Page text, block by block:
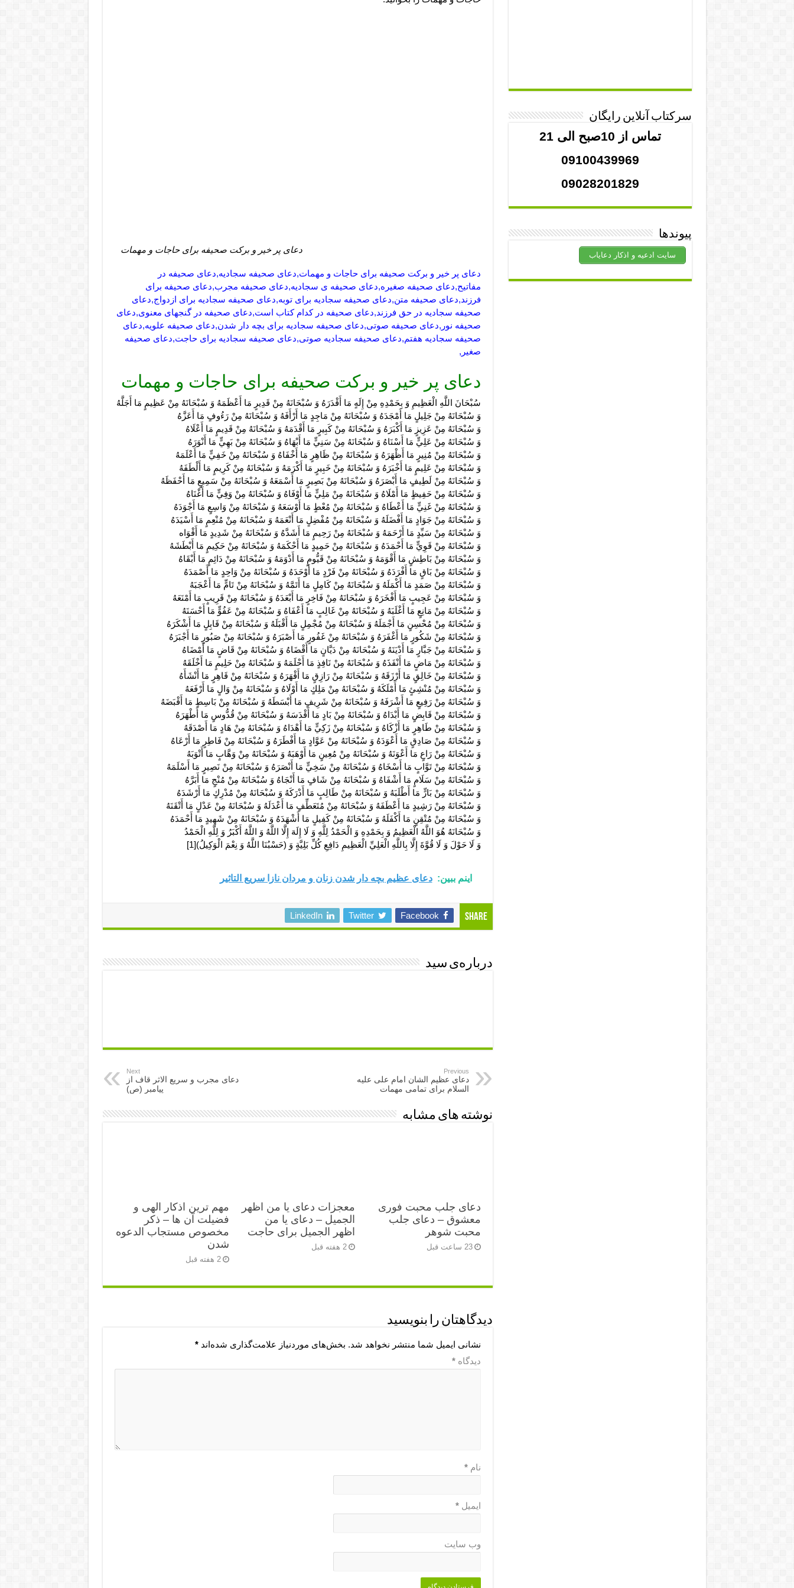
دعای پر خیر و برکت صحیفه برای حاجات و مهمات
دعای پر خیر و برکت صحیفه برای حاجات و مهمات,دعای صحیفه سجادیه,دعای صحیفه در
مفاتیح,دعای صحیفه صغیره,دعای صحیفه ی سجادیه,دعای صحیفه مجرب,دعای صحیفه برای
فرزند,دعای صحیفه متن,دعای صحیفه سجادیه برای توبه,دعای صحیفه سجادیه برای ازدواج,دعای
صحیفه سجادیه در حق فرزند,دعای صحیفه در کدام کتاب است,دعای صحیفه در گنجهای معنوی,دعای
صحیفه نور,دعای صحیفه صوتی,دعای صحیفه سجادیه برای بچه دار شدن,دعای صحیفه علویه,دعای
صحیفه سجادیه هفتم,دعای صحیفه سجادیه صوتی,دعای صحیفه سجادیه برای حاجت,دعای صحیفه
صغیر,
دعای پر خیر و برکت صحیفه برای حاجات و مهمات
سُبْحَانَ اللَّهِ الْعَظِيمِ وَ بِحَمْدِهِ مِنْ إِلَهٍ مَا أَقْدَرَهُ وَ سُبْحَانَهُ مِنْ قَدِيرٍ مَا أَعْظَمَهُ وَ سُبْحَانَهُ مِنْ عَظِيمٍ مَا أَجَلَّهُ
وَ سُبْحَانَهُ مِنْ جَلِيلٍ مَا أَمْجَدَهُ وَ سُبْحَانَهُ مِنْ مَاجِدٍ مَا أَرْأَفَهُ وَ سُبْحَانَهُ مِنْ رَءُوفٍ مَا أَعَزَّهُ
وَ سُبْحَانَهُ مِنْ عَزِيزٍ مَا أَكْبَرَهُ وَ سُبْحَانَهُ مِنْ كَبِيرٍ مَا أَقْدَمَهُ وَ سُبْحَانَهُ مِنْ قَدِيمٍ مَا أَعْلَاهُ
وَ سُبْحَانَهُ مِنْ عَلِيٍّ مَا أَسْنَاهُ وَ سُبْحَانَهُ مِنْ سَنِيٍّ مَا أَبْهَاهُ وَ سُبْحَانَهُ مِنْ بَهِيٍّ مَا أَنْوَرَهُ
وَ سُبْحَانَهُ مِنْ مُنِيرٍ مَا أَظْهَرَهُ وَ سُبْحَانَهُ مِنْ ظَاهِرٍ مَا أَخْفَاهُ وَ سُبْحَانَهُ مِنْ خَفِيٍّ مَا أَعْلَمَهُ
وَ سُبْحَانَهُ مِنْ عَلِيمٍ مَا أَخْبَرَهُ وَ سُبْحَانَهُ مِنْ خَبِيرٍ مَا أَكْرَمَهُ وَ سُبْحَانَهُ مِنْ كَرِيمٍ مَا أَلْطَفَهُ
وَ سُبْحَانَهُ مِنْ لَطِيفٍ مَا أَبْصَرَهُ وَ سُبْحَانَهُ مِنْ بَصِيرٍ مَا أَسْمَعَهُ وَ سُبْحَانَهُ مِنْ سَمِيعٍ مَا أَحْفَظَهُ
وَ سُبْحَانَهُ مِنْ حَفِيظٍ مَا أَمْلَاهُ وَ سُبْحَانَهُ مِنْ مَلِيٍّ مَا أَوْفَاهُ وَ سُبْحَانَهُ مِنْ وَفِيٍّ مَا أَغْنَاهُ
وَ سُبْحَانَهُ مِنْ غَنِيٍّ مَا أَعْطَاهُ وَ سُبْحَانَهُ مِنْ مُعْطٍ مَا أَوْسَعَهُ وَ سُبْحَانَهُ مِنْ وَاسِعٍ مَا أَجْوَدَهُ
وَ سُبْحَانَهُ مِنْ جَوَادٍ مَا أَفْضَلَهُ وَ سُبْحَانَهُ مِنْ مُفْضِلٍ مَا أَنْعَمَهُ وَ سُبْحَانَهُ مِنْ مُنْعِمٍ مَا أَسْيَدَهُ
وَ سُبْحَانَهُ مِنْ سَيِّدٍ مَا أَرْحَمَهُ وَ سُبْحَانَهُ مِنْ رَحِيمٍ مَا أَشَدَّهُ وَ سُبْحَانَهُ مِنْ شَدِيدٍ مَا أَقْوَاه
وَ سُبْحَانَهُ مِنْ قَوِيٍّ مَا أَحْمَدَهُ وَ سُبْحَانَهُ مِنْ حَمِيدٍ مَا أَحْكَمَهُ وَ سُبْحَانَهُ مِنْ حَكِيمٍ مَا أَبْطَشَهُ
وَ سُبْحَانَهُ مِنْ بَاطِشٍ مَا أَقْوَمَهُ وَ سُبْحَانَهُ مِنْ قَيُّومٍ مَا أَدْوَمَهُ وَ سُبْحَانَهُ مِنْ دَائِمٍ مَا أَبْقَاهُ
وَ سُبْحَانَهُ مِنْ بَاقٍ مَا أَفْرَدَهُ وَ سُبْحَانَهُ مِنْ فَرْدٍ مَا أَوْحَدَهُ وَ سُبْحَانَهُ مِنْ وَاحِدٍ مَا أَصْمَدَهُ
وَ سُبْحَانَهُ مِنْ صَمَدٍ مَا أَكْمَلَهُ وَ سُبْحَانَهُ مِنْ كَامِلٍ مَا أَتَمَّهُ وَ سُبْحَانَهُ مِنْ تَامٍّ مَا أَعْجَبَهُ
وَ سُبْحَانَهُ مِنْ عَجِيبٍ مَا أَفْخَرَهُ وَ سُبْحَانَهُ مِنْ فَاخِرٍ مَا أَبْعَدَهُ وَ سُبْحَانَهُ مِنْ قَرِيبٍ مَا أَمْنَعَهُ
وَ سُبْحَانَهُ مِنْ مَانِعٍ مَا أَغْلَبَهُ وَ سُبْحَانَهُ مِنْ غَالِبٍ مَا أَعْفَاهُ وَ سُبْحَانَهُ مِنْ عَفُوٍّ مَا أَحْسَنَهُ
وَ سُبْحَانَهُ مِنْ مُحْسِنٍ مَا أَجْمَلَهُ وَ سُبْحَانَهُ مِنْ مُجْمِلٍ مَا أَقْبَلَهُ وَ سُبْحَانَهُ مِنْ قَابِلٍ مَا أَشْكَرَهُ
وَ سُبْحَانَهُ مِنْ شَكُورٍ مَا أَغْفَرَهُ وَ سُبْحَانَهُ مِنْ غَفُورٍ مَا أَصْبَرَهُ وَ سُبْحَانَهُ مِنْ صَبُورٍ مَا أَجْبَرَهُ
وَ سُبْحَانَهُ مِنْ جَبَّارٍ مَا أَدْيَنَهُ وَ سُبْحَانَهُ مِنْ دَيَّانٍ مَا أَقْضَاهُ وَ سُبْحَانَهُ مِنْ قَاضٍ مَا أَمْضَاهُ
وَ سُبْحَانَهُ مِنْ مَاضٍ مَا أَنْفَذَهُ وَ سُبْحَانَهُ مِنْ نَافِذٍ مَا أَحْلَمَهُ وَ سُبْحَانَهُ مِنْ حَلِيمٍ مَا أَخْلَقَهُ
وَ سُبْحَانَهُ مِنْ خَالِقٍ مَا أَرْزَقَهُ وَ سُبْحَانَهُ مِنْ رَازِقٍ مَا أَقْهَرَهُ وَ سُبْحَانَهُ مِنْ قَاهِرٍ مَا أَنْشَأَهُ
وَ سُبْحَانَهُ مِنْ مُنْشِئٍ مَا أَمْلَكَهُ وَ سُبْحَانَهُ مِنْ مَلِكٍ مَا أَوْلَاهُ وَ سُبْحَانَهُ مِنْ وَالٍ مَا أَرْفَعَهُ
وَ سُبْحَانَهُ مِنْ رَفِيعٍ مَا أَشْرَفَهُ وَ سُبْحَانَهُ مِنْ شَرِيفٍ مَا أَبْسَطَهُ وَ سُبْحَانَهُ مِنْ بَاسِطٍ مَا أَقْبَضَهُ
وَ سُبْحَانَهُ مِنْ قَابِضٍ مَا أَبْدَاهُ وَ سُبْحَانَهُ مِنْ بَادٍ مَا أَقْدَسَهُ وَ سُبْحَانَهُ مِنْ قُدُّوسٍ مَا أَطْهَرَهُ
وَ سُبْحَانَهُ مِنْ طَاهِرٍ مَا أَزْكَاهُ وَ سُبْحَانَهُ مِنْ زَكِيٍّ مَا أَهْدَاهُ وَ سُبْحَانَهُ مِنْ هَادٍ مَا أَصْدَقَهُ
وَ سُبْحَانَهُ مِنْ صَادِقٍ مَا أَعْوَدَهُ وَ سُبْحَانَهُ مِنْ عَوَّادٍ مَا أَفْطَرَهُ وَ سُبْحَانَهُ مِنْ فَاطِرٍ مَا أَرْعَاهُ
وَ سُبْحَانَهُ مِنْ رَاعٍ مَا أَعْوَنَهُ وَ سُبْحَانَهُ مِنْ مُعِينٍ مَا أَوْهَبَهُ وَ سُبْحَانَهُ مِنْ وَهَّابٍ مَا أَتْوَبَهُ
وَ سُبْحَانَهُ مِنْ تَوَّابٍ مَا أَسْخَاهُ وَ سُبْحَانَهُ مِنْ سَخِيٍّ مَا أَنْصَرَهُ وَ سُبْحَانَهُ مِنْ نَصِيرٍ مَا أَسْلَمَهُ
وَ سُبْحَانَهُ مِنْ سَلَامٍ مَا أَشْفَاهُ وَ سُبْحَانَهُ مِنْ شَافٍ مَا أَنْجَاهُ وَ سُبْحَانَهُ مِنْ مُنْجٍ مَا أَبَرَّهُ
وَ سُبْحَانَهُ مِنْ بَارٍّ مَا أَطْلَبَهُ وَ سُبْحَانَهُ مِنْ طَالِبٍ مَا أَدْرَكَهُ وَ سُبْحَانَهُ مِنْ مُدْرِكٍ مَا أَرْشَدَهُ
وَ سُبْحَانَهُ مِنْ رَشِيدٍ مَا أَعْطَفَهُ وَ سُبْحَانَهُ مِنْ مُتَعَطِّفٍ مَا أَعْدَلَهُ وَ سُبْحَانَهُ مِنْ عَدْلٍ مَا أَتْقَنَهُ
وَ سُبْحَانَهُ مِنْ مُتْقِنٍ مَا أَكْفَلَهُ وَ سُبْحَانَهُ مِنْ كَفِيلٍ مَا أَشْهَدَهُ وَ سُبْحَانَهُ مِنْ شَهِيدٍ مَا أَحْمَدَهُ
وَ سُبْحَانَهُ هُوَ اللَّهُ الْعَظِيمُ وَ بِحَمْدِهِ وَ الْحَمْدُ لِلَّهِ وَ لَا إِلَهَ إِلَّا اللَّهُ وَ اللَّهُ أَكْبَرُ وَ لِلَّهِ الْحَمْدُ
وَ لَا حَوْلَ وَ لَا قُوَّةَ إِلَّا بِاللَّهِ الْعَلِيِّ الْعَظِيمِ دَافِعِ كُلِّ بَلِيَّةٍ وَ (حَسْبُنَا اللَّهُ وَ نِعْمَ الْوَكِيلُ‏)[1]
اینم ببین: دعای عظیم بچه دار شدن زنان و مردان نازا سریع التاثیر
Share
Facebook
Twitter
LinkedIn
درباره‌ی سید
Previous
دعای عظیم الشان امام علی علیه
السلام برای تمامی مهمات
Next
دعای مجرب و سریع الاثر قاف از
پیامبر (ص)
نوشته های مشابه
دعای جلب محبت فوری
معشوق – دعای جلب
محبت شوهر
23 ساعت قبل
معجزات دعای یا من اظهر
الجمیل – دعای یا من
اظهر الجمیل برای حاجت
2 هفته قبل
مهم ترین اذکار الهی و
فضیلت آن ها – ذکر
مخصوص مستجاب الدعوه
شدن
2 هفته قبل
دیدگاهتان را بنویسید
نشانی ایمیل شما منتشر نخواهد شد. بخش‌های موردنیاز علامت‌گذاری شده‌اند*
دیدگاه*
نام*
ایمیل*
وب‌ سایت
سرکتاب آنلاین رایگان
تماس از 10صبح الی 21
09100439969
09028201829
پیوندها
سایت ادعیه و اذکار دعایاب